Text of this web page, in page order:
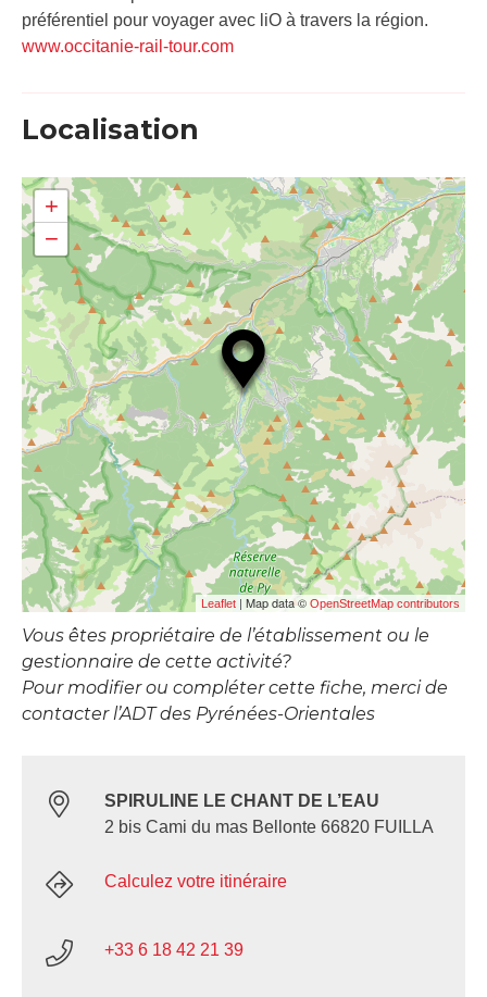
préférentiel pour voyager avec liO à travers la région.
www.occitanie-rail-tour.com
Localisation
+
−
Leaflet | Map data © OpenStreetMap contributors
Vous êtes propriétaire de l’établissement ou le
gestionnaire de cette activité?
Pour modifier ou compléter cette fiche, merci de
contacter l’ADT des Pyrénées-Orientales
SPIRULINE LE CHANT DE L’EAU
2 bis Cami du mas Bellonte 66820 FUILLA
Calculez votre itinéraire
+33 6 18 42 21 39